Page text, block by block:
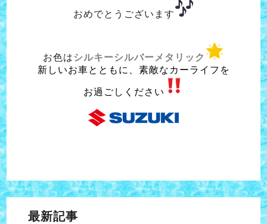
おめでとうございます
お色は シルキーシルバーメタリック
新しいお車とともに、素敵なカーライフを
お過ごしください
最新記事